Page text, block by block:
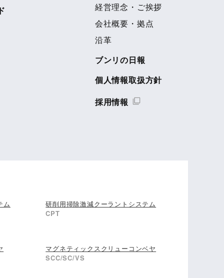
経営理念・ご挨拶
会社概要・拠点
沿革
ブンリの日報
個人情報取扱方針
採用情報
ム
研削用掃除激減クーラントシステム
CPT
マグネティックスクリューコンベヤ
SCC/SC/VS